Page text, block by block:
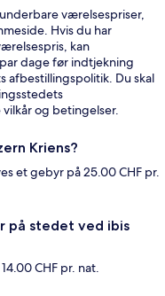
værelsespriser,
Hvis du har
kan
dage før indtjekning
Du skal
og betingelser.
Kriens?
et gebyr på 25.00 CHF pr.
på stedet ved ibis
CHF pr. nat.